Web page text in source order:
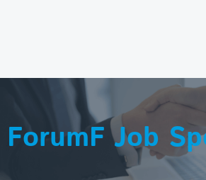
ForumF Job